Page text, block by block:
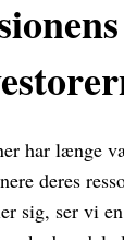
har længe
deres
sig, ser vi